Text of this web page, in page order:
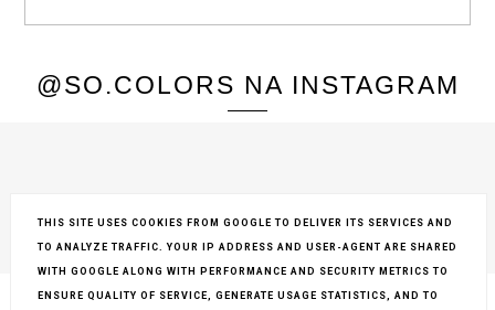
@SO.COLORS NA INSTAGRAM
COPYRIGHT ©SO COLORS, BLOGGER
BLOG DESIGN:
THIS SITE USES COOKIES FROM GOOGLE TO DELIVER ITS SERVICES AND
TO ANALYZE TRAFFIC. YOUR IP ADDRESS AND USER-AGENT ARE SHARED
WITH GOOGLE ALONG WITH PERFORMANCE AND SECURITY METRICS TO
ENSURE QUALITY OF SERVICE, GENERATE USAGE STATISTICS, AND TO